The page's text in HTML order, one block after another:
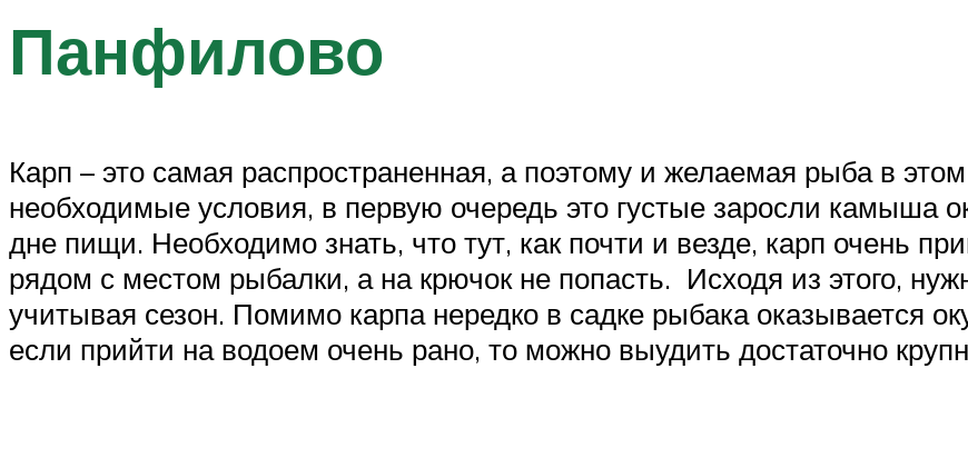
Панфилово
Карп – это самая распространенная, а поэтому и желаемая рыба в
необходимые условия, в первую очередь это густые заросли камыша
дне пищи. Необходимо знать, что тут, как почти и везде, карп очень
рядом с местом рыбалки, а на крючок не попасть. Исходя из этого,
учитывая сезон. Помимо карпа нередко в садке рыбака оказывается
если прийти на водоем очень рано, то можно выудить достаточно